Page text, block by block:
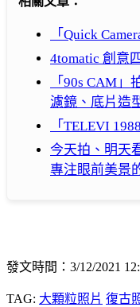
「Quick
4tomatic 創意
「90s CAM
濾鏡、底片造
「TELEVI
今天拍、明天
專注眼前美景
發文時間：3/12/2021
TAG: 大顆粒照片 復古